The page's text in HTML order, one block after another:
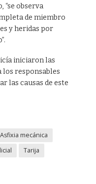
“se observa
de miembro
y heridas por
iniciaron las
responsables
las causas de este
Asfixia mecánica
Tarija